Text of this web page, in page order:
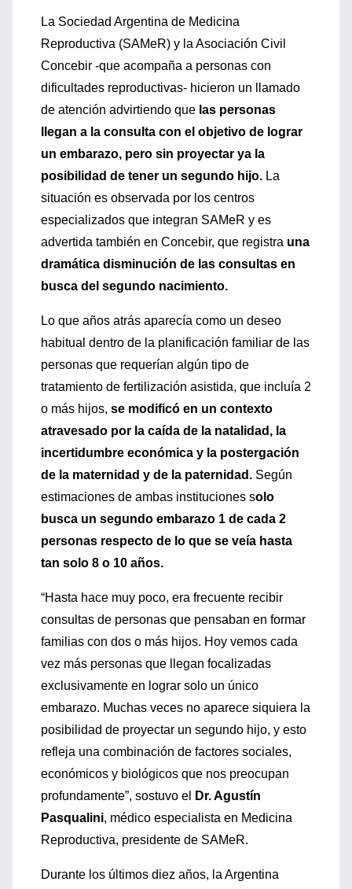
La Sociedad Argentina de Medicina
Reproductiva (SAMeR) y la Asociación Civil
Concebir -que acompaña a personas con
dificultades reproductivas- hicieron un llamado
de atención advirtiendo que las personas
llegan a la consulta con el objetivo de lograr
un embarazo, pero sin proyectar ya la
posibilidad de tener un segundo hijo. La
situación es observada por los centros
especializados que integran SAMeR y es
advertida también en Concebir, que registra una
dramática disminución de las consultas en
busca del segundo nacimiento.
Lo que años atrás aparecía como un deseo
habitual dentro de la planificación familiar de las
personas que requerían algún tipo de
tratamiento de fertilización asistida, que incluía 2
o más hijos, se modificó en un contexto
atravesado por la caída de la natalidad, la
incertidumbre económica y la postergación
de la maternidad y de la paternidad. Según
estimaciones de ambas instituciones solo
busca un segundo embarazo 1 de cada 2
personas respecto de lo que se veía hasta
tan solo 8 o 10 años.
“Hasta hace muy poco, era frecuente recibir
consultas de personas que pensaban en formar
familias con dos o más hijos. Hoy vemos cada
vez más personas que llegan focalizadas
exclusivamente en lograr solo un único
embarazo. Muchas veces no aparece siquiera la
posibilidad de proyectar un segundo hijo, y esto
refleja una combinación de factores sociales,
económicos y biológicos que nos preocupan
profundamente”, sostuvo el
Dr. Agustín
Pasqualini, médico especialista en Medicina
Reproductiva, presidente de SAMeR.
Durante los últimos diez años, la Argentina